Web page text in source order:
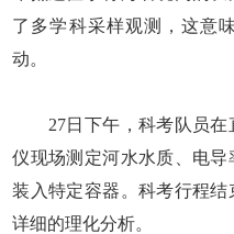
了多学科采样观测，这意
动。
27日下午，科考队员在
仪现场测定河水水质、电
装入特定容器。科考行程
详细的理化分析。